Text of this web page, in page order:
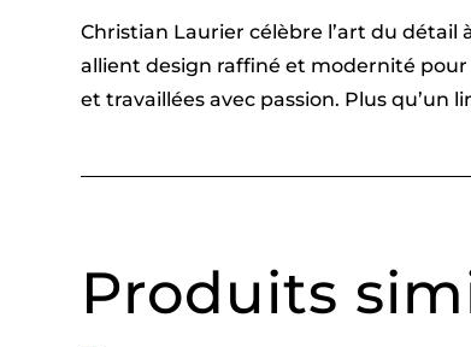
Christian Laurier célèbre l’art du détail
allient design raffiné et modernité
et travaillées avec passion. Plus
Produits